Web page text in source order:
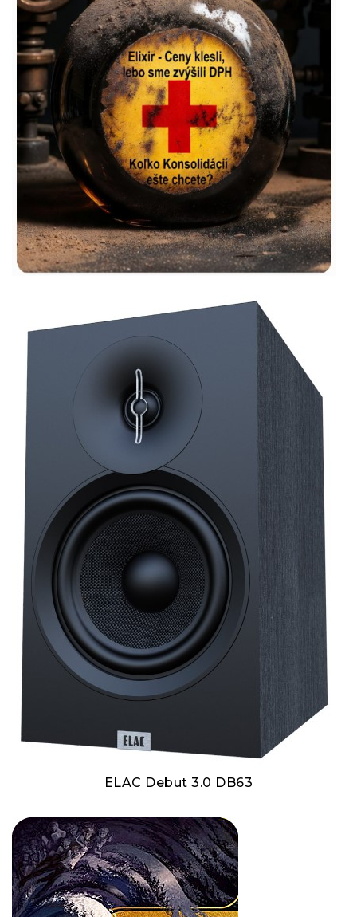
ELAC Debut 3.0 DB63